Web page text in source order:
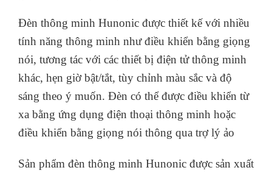
3.2. Đèn thông minh Hunonic
Hunonic là công ty chuyên nghiên cứu và sản
xuất các thiết bị điện, điện tử thông minh. Các hệ
thống nhà thông minh, có khả năng điều khiển,
giám sát từ xa qua điện thoại.
Đèn thông minh Hunonic được thiết kế với nhiều